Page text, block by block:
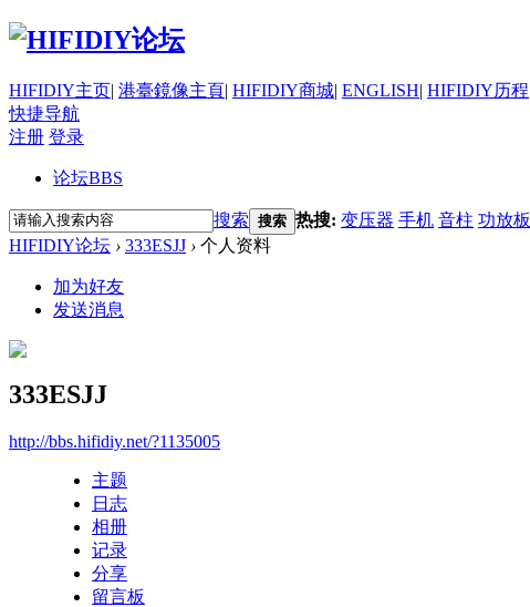
HIFIDIY主页| 港臺鏡像主頁| HIFIDIY商城| ENGLISH| HIFIDIY历程
快捷导航
注册 登录
论坛BBS
搜索 搜索 热搜: 变压器 手机 音柱 功放板
HIFIDIY论坛 › 333ESJJ › 个人资料
加为好友
发送消息
333ESJJ
http://bbs.hifidiy.net/?1135005
主题
日志
相册
记录
分享
留言板